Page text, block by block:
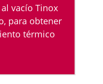
vacío Tinox
para obtener
térmico